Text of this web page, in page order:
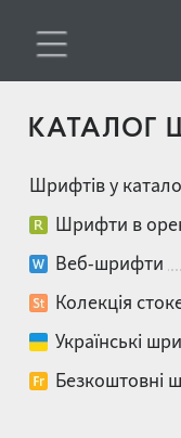
КАТАЛОГ
Шрифтів у
Шрифти в
Веб-шрифти
Колекція
Українські
Безкоштовні